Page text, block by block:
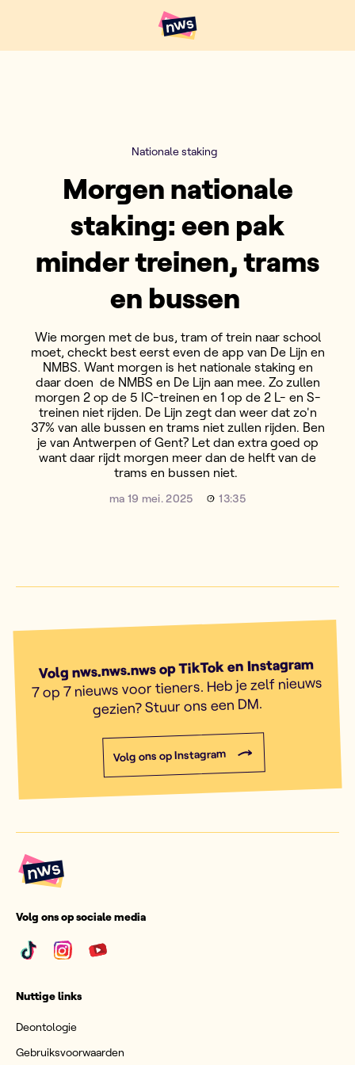
Hoofdpunten VRT NWS
Nationale staking
Morgen nationale
staking: een pak
minder treinen, trams
en bussen
Wie morgen met de bus, tram of trein naar school
moet, checkt best eerst even de app van De Lijn en
NMBS. Want morgen is het nationale staking en
daar doen de NMBS en De Lijn aan mee. Zo zullen
morgen 2 op de 5 IC-treinen en 1 op de 2 L- en S-
treinen niet rijden. De Lijn zegt dan weer dat zo'n
37% van alle bussen en trams niet zullen rijden. Ben
je van Antwerpen of Gent? Let dan extra goed op
want daar rijdt morgen meer dan de helft van de
trams en bussen niet.
ma 19 mei. 2025 13:35
Volg nws.nws.nws op TikTok en Instagram
7 op 7 nieuws voor tieners. Heb je zelf nieuws
gezien? Stuur ons een DM.
Volg ons op Instagram
Volg ons op sociale media
Nuttige links
Deontologie
Gebruiksvoorwaarden